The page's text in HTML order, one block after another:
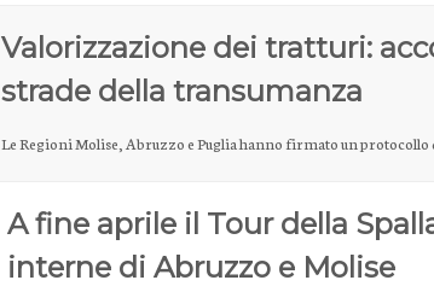
Valorizzazione dei tratturi:
strade della transumanza
Le Regioni Molise, Abruzzo e Puglia hanno firmato un
A fine aprile il Tour della
interne di Abruzzo e Molise